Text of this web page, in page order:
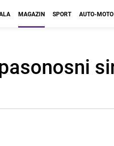
MAGAZIN SPORT AUTO-MOTO